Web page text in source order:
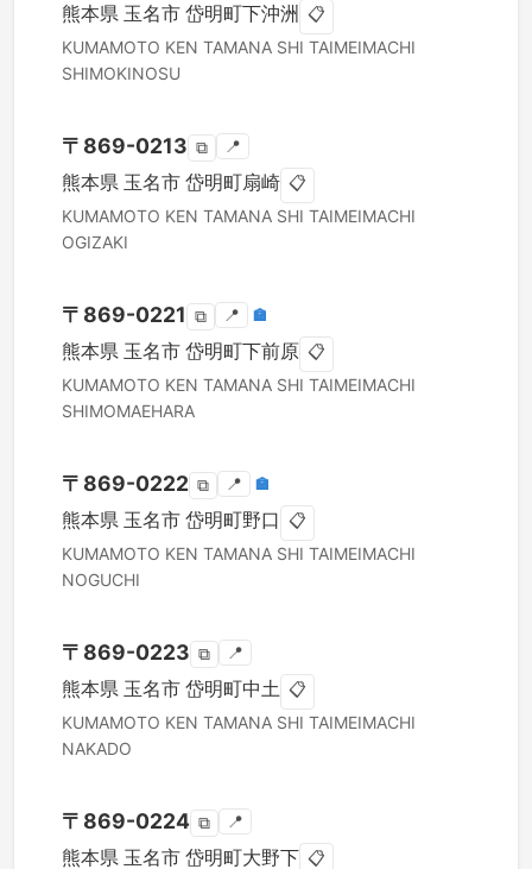
熊本県 玉名市 岱明町下沖洲 📋
KUMAMOTO KEN TAMANA SHI TAIMEIMACHI
SHIMOKINOSU
〒 869-0213 ⧉ 📍
熊本県 玉名市 岱明町扇崎 📋
KUMAMOTO KEN TAMANA SHI TAIMEIMACHI
OGIZAKI
〒 869-0221 ⧉ 📍 🏣
熊本県 玉名市 岱明町下前原 📋
KUMAMOTO KEN TAMANA SHI TAIMEIMACHI
SHIMOMAEHARA
〒 869-0222 ⧉ 📍 🏣
熊本県 玉名市 岱明町野口 📋
KUMAMOTO KEN TAMANA SHI TAIMEIMACHI
NOGUCHI
〒 869-0223 ⧉ 📍
熊本県 玉名市 岱明町中土 📋
KUMAMOTO KEN TAMANA SHI TAIMEIMACHI
NAKADO
〒 869-0224 ⧉ 📍
熊本県 玉名市 岱明町大野下 📋